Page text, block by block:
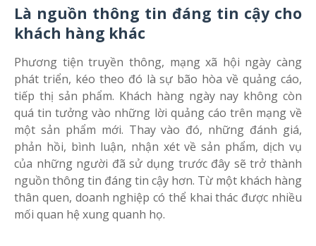
Là nguồn thông tin đáng tin cậy cho
khách hàng khác
Phương tiện truyền thông, mạng xã hội ngày càng
phát triển, kéo theo đó là sự bão hòa về quảng cáo,
tiếp thị sản phẩm. Khách hàng ngày nay không còn
quá tin tưởng vào những lời quảng cáo trên mạng về
một sản phẩm mới. Thay vào đó, những đánh giá,
phản hồi, bình luận, nhận xét về sản phẩm, dịch vụ
của những người đã sử dụng trước đây sẽ trở thành
nguồn thông tin đáng tin cậy hơn. Từ một khách hàng
thân quen, doanh nghiệp có thể khai thác được nhiều
mối quan hệ xung quanh họ.